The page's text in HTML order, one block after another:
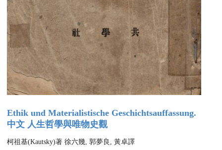
Ethik und Materialistische Geschichtsauffassung.
中文 人生哲學與唯物史觀
柯祖基(Kautsky)著 徐六幾, 郭夢良, 黃卓譯